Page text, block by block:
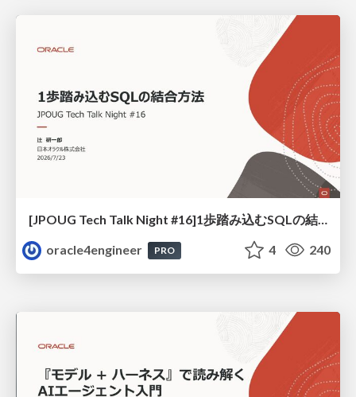
[JPOUG Tech Talk Night #16]1歩踏み込むSQLの結合方法
oracle4engineer
PRO 4 240